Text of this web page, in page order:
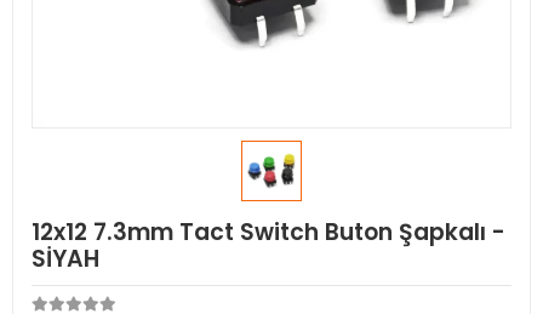
12x12 7.3mm Tact Switch Buton Şapkalı -
SİYAH